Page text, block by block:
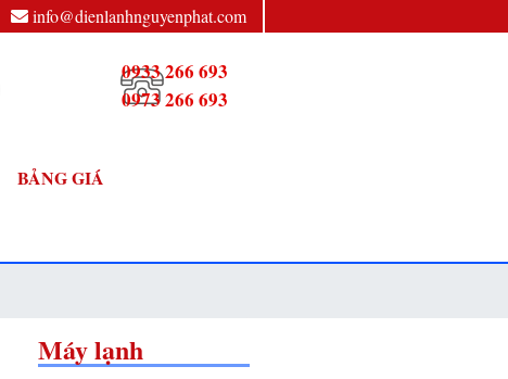
info@dienlanhnguyenphat.com
0933 266 693
0973 266 693
BẢNG GIÁ
Máy lạnh